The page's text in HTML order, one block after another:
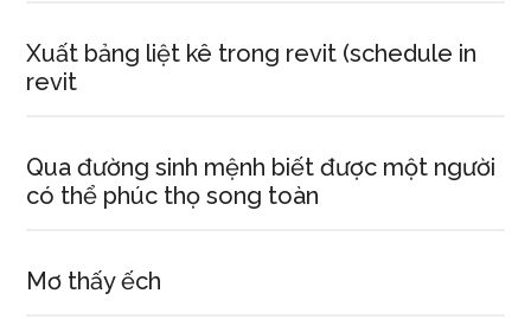
Xuất bảng liệt kê trong revit (schedule in
revit
Qua đường sinh mệnh biết được một người
có thể phúc thọ song toàn
Mơ thấy ếch